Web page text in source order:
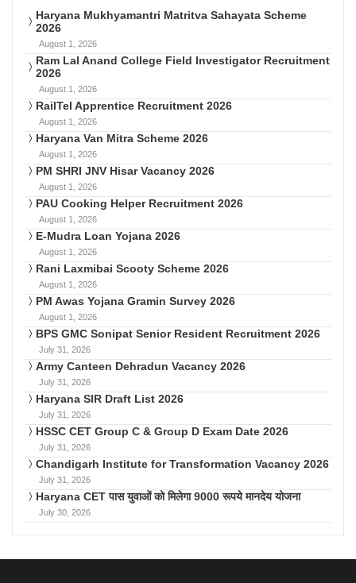
Haryana Mukhyamantri Matritva Sahayata Scheme
2026
August 1, 2026
Ram Lal Anand College Field Investigator Recruitment
2026
August 1, 2026
RailTel Apprentice Recruitment 2026
August 1, 2026
Haryana Van Mitra Scheme 2026
August 1, 2026
PM SHRI JNV Hisar Vacancy 2026
August 1, 2026
PAU Cooking Helper Recruitment 2026
August 1, 2026
E-Mudra Loan Yojana 2026
August 1, 2026
Rani Laxmibai Scooty Scheme 2026
August 1, 2026
PM Awas Yojana Gramin Survey 2026
August 1, 2026
BPS GMC Sonipat Senior Resident Recruitment 2026
July 31, 2026
Army Canteen Dehradun Vacancy 2026
July 31, 2026
Haryana SIR Draft List 2026
July 31, 2026
HSSC CET Group C & Group D Exam Date 2026
July 31, 2026
Chandigarh Institute for Transformation Vacancy 2026
July 31, 2026
Haryana CET पास युवाओं को मिलेगा 9000 रूपये मानदेय योजना
July 30, 2026